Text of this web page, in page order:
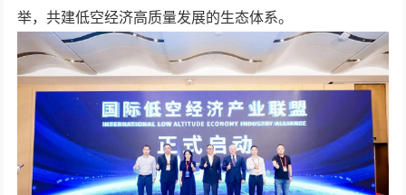
举，共建低空经济高质量发展的生态体系。